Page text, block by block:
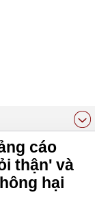
cáo
thận' và
hại